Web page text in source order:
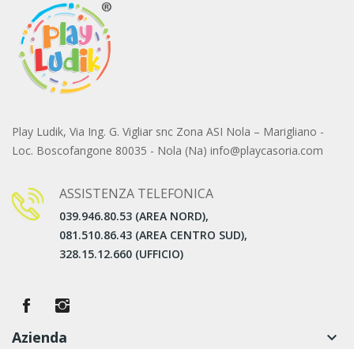
Play Ludik, Via Ing. G. Vigliar snc Zona ASI Nola – Marigliano -
Loc. Boscofangone 80035 - Nola (Na) info@playcasoria.com
ASSISTENZA TELEFONICA
039.946.80.53 (AREA NORD),
081.510.86.43 (AREA CENTRO SUD),
328.15.12.660 (UFFICIO)
Azienda keyboard_arrow_down